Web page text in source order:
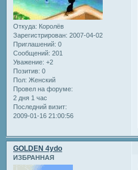
Откуда: Королёв
Зарегистрирован: 2007-04-02
Приглашений: 0
Сообщений: 201
Уважение: +2
Позитив: 0
Пол: Женский
Провел на форуме:
2 дня 1 час
Последний визит:
2009-01-16 21:00:56
GOLDEN 4ydo
ИЗБРАННАЯ